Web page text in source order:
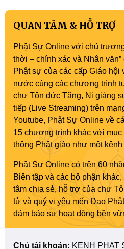
QUAN TÂM & HỖ TRỢ
Phật Sự Online với chủ
thời – chính xác và Nhân
Phật sự của các cấp Giáo hội
nước cùng các chương trình
chư Tôn đức Tăng, Ni giảng
tiếp (Live Streaming) trên
Youtube, Phật Sự Online về
15 chương trình khác với mục
thông Phật giáo như một
Phật Sự Online có trên 60
Biên tập và các bộ phận
tâm chia sẻ, hỗ trợ của chư
tử và quý vị yêu mến Đạo
đảm bảo sự hoạt động bền
Chủ tài khoản: KENH PHAT